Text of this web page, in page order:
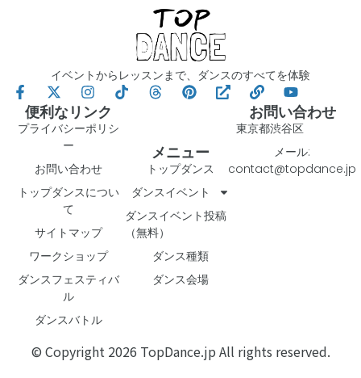
イベントからレッスンまで、ダンスのすべてを体験
便利なリンク
プライバシーポリシ
ー
お問い合わせ
トップダンスについ
て
サイトマップ
ワークショップ
ダンスフェスティバ
ル
ダンスバトル
メニュー
トップダンス
ダンスイベント
ダンスイベント投稿
（無料）
ダンス種類
ダンス会場
お問い合わせ
東京都渋谷区
メール:
contact@topdance.jp
© Copyright 2026 TopDance.jp All rights reserved.